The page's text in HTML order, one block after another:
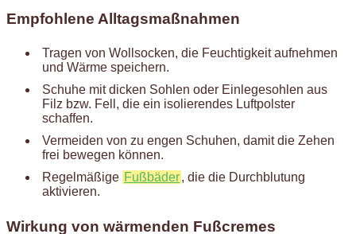
Empfohlene Alltagsmaßnahmen
Tragen von Wollsocken, die Feuchtigkeit aufnehmen
und Wärme speichern.
Schuhe mit dicken Sohlen oder Einlegesohlen aus
Filz bzw. Fell, die ein isolierendes Luftpolster
schaffen.
Vermeiden von zu engen Schuhen, damit die Zehen
frei bewegen können.
Regelmäßige Fußbäder, die die Durchblutung
aktivieren.
Wirkung von wärmenden Fußcremes